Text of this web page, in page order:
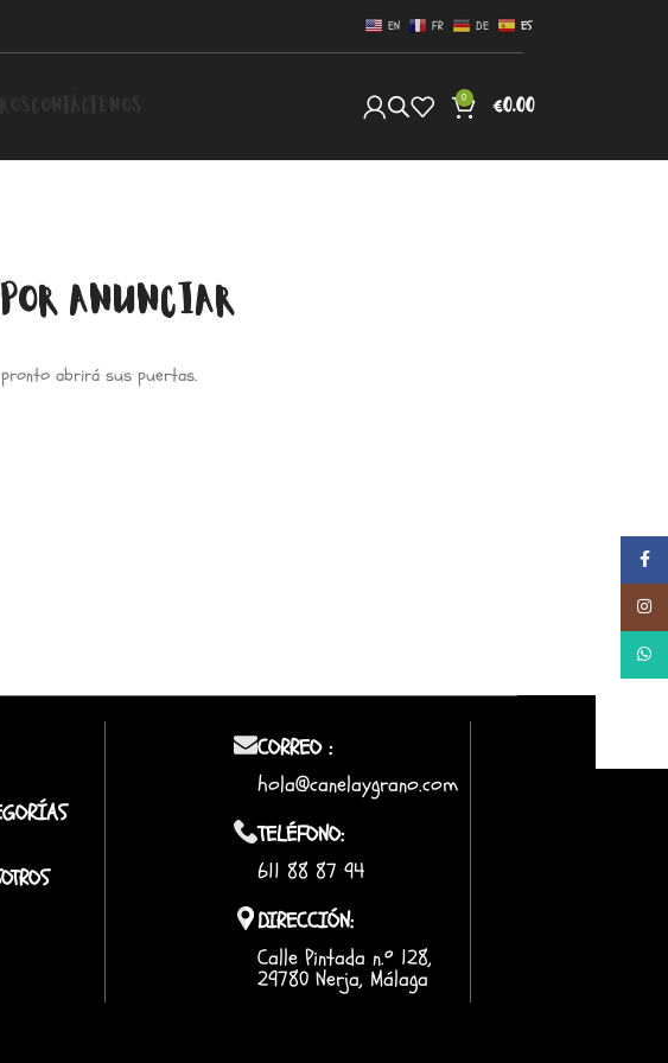
EN FR DE ES
0 €0.00
ANUNCIAR
pronto abrirá sus puertas.
CORREO :
hola@canelaygrano.com
TELÉFONO:
611 88 87 94
DIRECCIÓN:
Calle Pintada n.º 128,
29780 Nerja, Málaga